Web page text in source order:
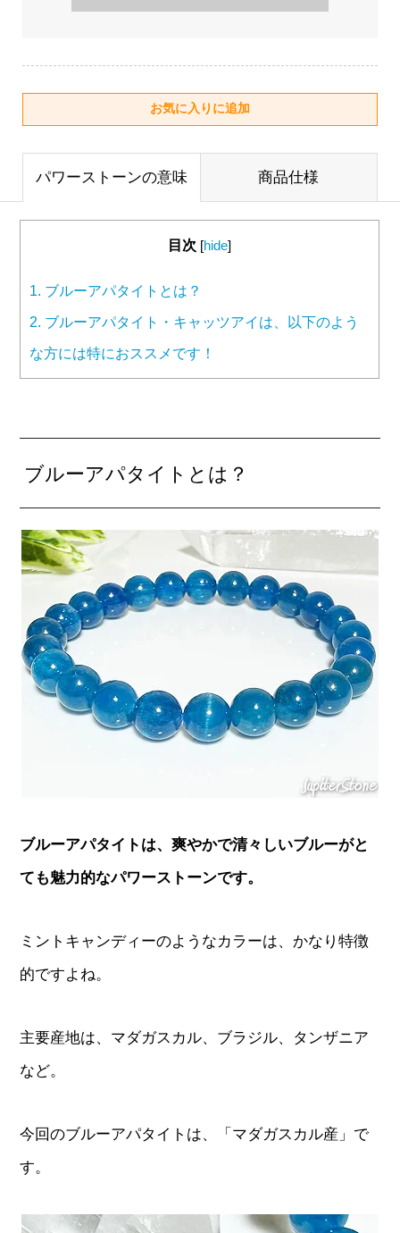
パワーストーンの意味 商品仕様
目次 [hide]
1. ブルーアパタイトとは？
2. ブルーアパタイト・キャッツアイは、以下のよう
な方には特におススメです！
ブルーアパタイトとは？
ブルーアパタイトは、爽やかで清々しいブルーがと
ても魅力的なパワーストーンです。
ミントキャンディーのようなカラーは、かなり特徴
的ですよね。
主要産地は、マダガスカル、ブラジル、タンザニア
など。
今回のブルーアパタイトは、「マダガスカル産」で
す。